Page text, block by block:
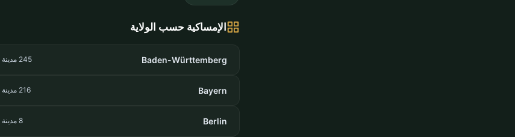
الإمساكية حسب الولاية
Baden-Württemberg 245 مدينة
Bayern 216 مدينة
Berlin 8 مدينة